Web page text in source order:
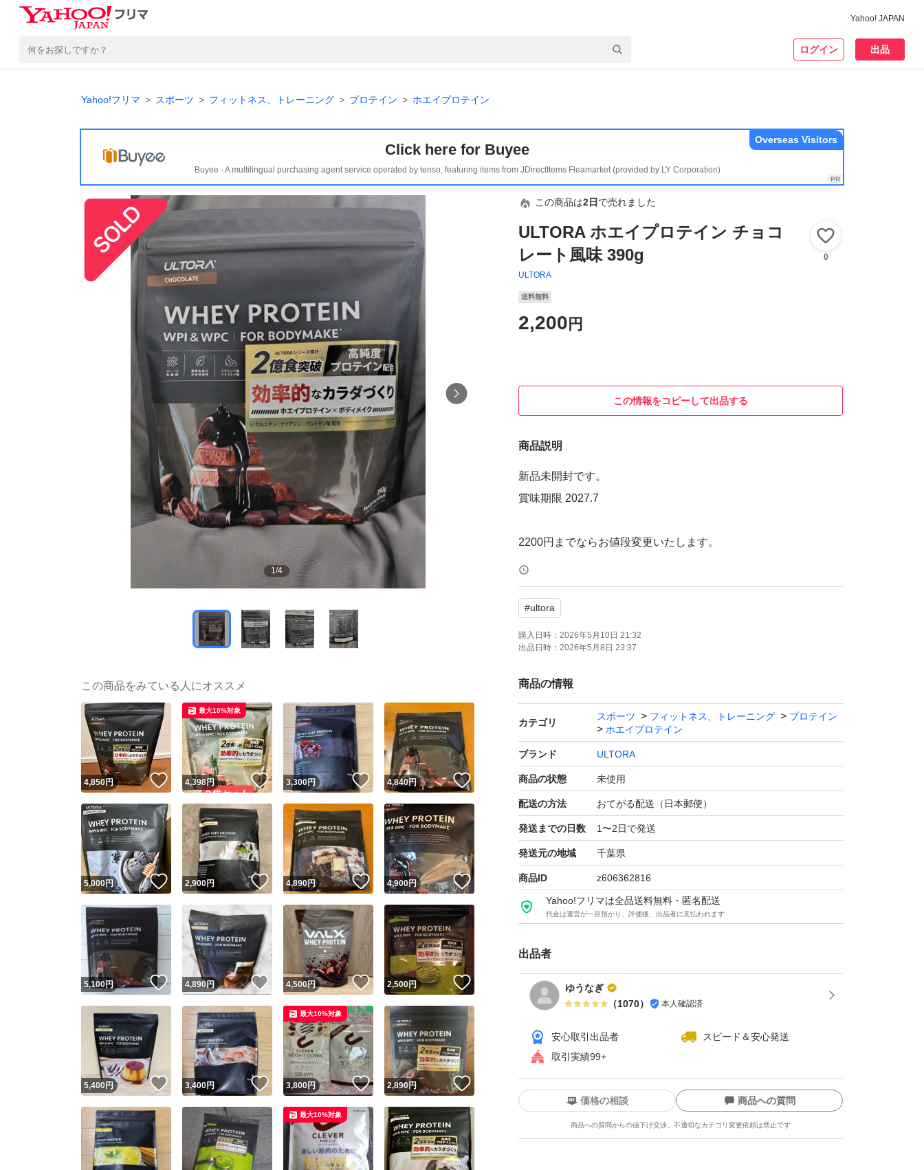
Yahoo! JAPAN
ログイン 出品
Yahoo!フリマ スポーツ フィットネス、トレーニング プロテイン ホエイプロテイン
Click here for Buyee
Buyee - A multilingual purchasing agent service operated by tenso, featuring items from JDirectItems Fleamarket (provided by LY Corporation)
Overseas Visitors
1/4
この商品は2日 で売れました
ULTORA ホエイプロテイン チョコ
レート風味 390g
ULTORA
0
送料無料
2,200 円
この情報をコピーして出品する
商品説明
新品未開封です。
賞味期限 2027.7
2200円までならお値段変更いたします。
#ultora
購入日時： 2026年5月10日 21:32
出品日時： 2026年5月8日 23:37
商品の情報
カテゴリ
スポーツ フィットネス、トレーニング
プロテイン
ホエイプロテイン
ブランド ULTORA
商品の状態 未使用
配送の方法 おてがる配送（日本郵便）
発送までの日数 1〜2日で発送
発送元の地域 千葉県
商品ID z606362816
Yahoo!フリマは全品送料無料・匿名配送
代金は運営が一旦預かり、評価後、出品者に支払われます
出品者
ゆうなぎ
（1070） 本人確認済
安心取引出品者
スピード＆安心発送
取引実績99+
価格の相談 商品への質問
商品への質問からの値下げ交渉、不適切なカテゴリ変更依頼は禁止です
この商品をみている人にオススメ
4,850円 いいね！
4,398円 いいね！
最大10%対象
3,300円 いいね！
4,840円
5,000円 いいね！
2,900円 いいね！
4,890円 いいね！
4,900円 いいね！
5,100円 いいね！
4,890円 いいね！
4,500円 いいね！
2,500円 いいね！
5,400円 いいね！
3,400円 いいね！
3,800円 いいね！
最大10%対象
2,890円
最大10%対象